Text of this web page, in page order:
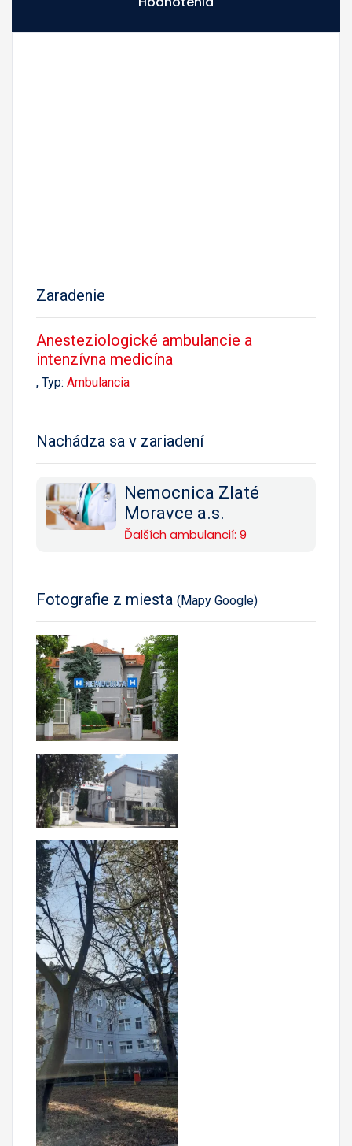
Zaradenie
Anesteziologické ambulancie a
intenzívna medicína
, Typ: Ambulancia
Nachádza sa v zariadení
Nemocnica Zlaté
Moravce a.s.
Ďalších ambulancií: 9
Fotografie z miesta (Mapy Google)